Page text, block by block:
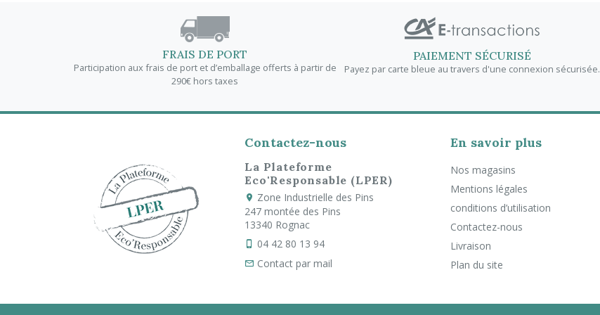
FRAIS DE PORT
Participation aux frais de port et d’emballage offerts à partir de
290€ hors taxes
PAIEMENT SÉCURISÉ
Payez par carte bleue au travers d'une connexion sécurisée.
Contactez-nous
La Plateforme
Eco'Responsable (LPER)
Zone Industrielle des Pins
247 montée des Pins
13340 Rognac
04 42 80 13 94
Contact par mail
En savoir plus
Nos magasins
Mentions légales
conditions d’utilisation
Contactez-nous
Livraison
Plan du site